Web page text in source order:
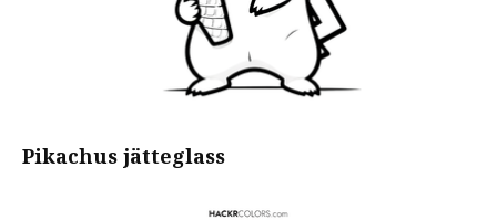
Pikachus jätteglass